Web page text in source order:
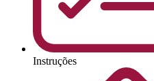
Instruções